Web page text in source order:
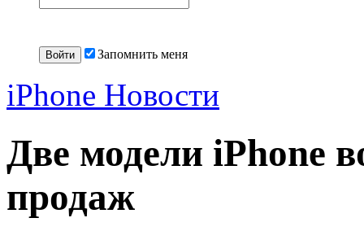
Запомнить меня
iPhone Новости
Две модели iPhone
продаж